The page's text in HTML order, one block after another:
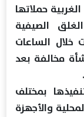
حملاتها
الصيفية
خلال الساعات
من غلق وتشميع 17 منشأة مخالفة بعد
بمختلف
والأجهزة